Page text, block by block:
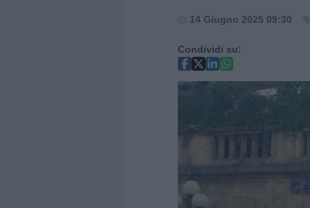
14 Giugno 2025 09:30
Condividi su: